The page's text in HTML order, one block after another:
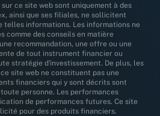
ce site web sont uniquement à des
ainsi que ses filiales, ne sollicitent
telles informations. Les informations ne
comme des conseils en matière
recommandation, une offre ou une
de tout instrument financier ou
stratégie d'investissement. De plus, les
site web ne constituent pas une
financiers qui y sont décrits sont
personne. Les performances
de performances futures. Ce site
pour des produits financiers.